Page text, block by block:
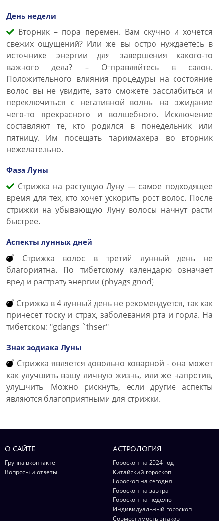
День недели
Вторник – пора перемен. Вам скучно и хочется
свежих ощущений? Или же вы остро нуждаетесь в
источнике энергии для завершения какого-то
важного дела? – Отправляйтесь в салон.
Положительного влияния процедуры на состояние
волос вы не увидите, зато сможете расслабиться и
переключиться с негативной волны на ожидание
чего-то прекрасного и волшебного. Исключение
составляют те, кто родился в понедельник или
пятницу. Им посещать парикмахера во вторник
нежелательно.
Фаза Луны
Стрижка на растущую Луну — самое подходящее
время для тех, кто хочет ускорить рост волос. После
стрижки на убывающую Луну волосы начнут расти
быстрее.
Аспекты лунных дней
Стрижка волос в третий лунный день не
благориятна. По тибетскому календарю означает
вред и растрату энергии (phyags gnod)
Стрижка в 4 лунный день не рекомендуется, так как
принесет тоску и страх, заболевания рта и горла. На
тибетском: "gdangs `thser"
Знак зодиака Луны
Стрижка является довольно коварной - она может
как улучшить вашу личную жизнь, или же напротив,
улушчить. Можно рискнуть, если другие аспекты
являются благоприятными для стрижки.
О САЙТЕ
Группа вконтакте
Вопросы и ответы
АСТРОЛОГИЯ
Гороскоп на 2024 год
Китайский гороскоп
Гороскоп на сегодня
Гороскоп на завтра
Гороскоп на неделю
Индивидуальный гороскоп
Совместимость знаков